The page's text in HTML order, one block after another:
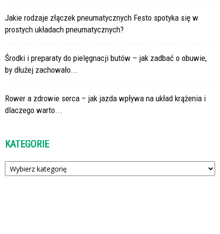
Jakie rodzaje złączek pneumatycznych Festo spotyka się w
prostych układach pneumatycznych?
Środki i preparaty do pielęgnacji butów – jak zadbać o obuwie,
by dłużej zachowało...
Rower a zdrowie serca – jak jazda wpływa na układ krążenia i
dlaczego warto...
KATEGORIE
Kategorie